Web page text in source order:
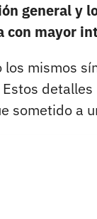
general y
con mayor
los mismos
Estos
sometido a